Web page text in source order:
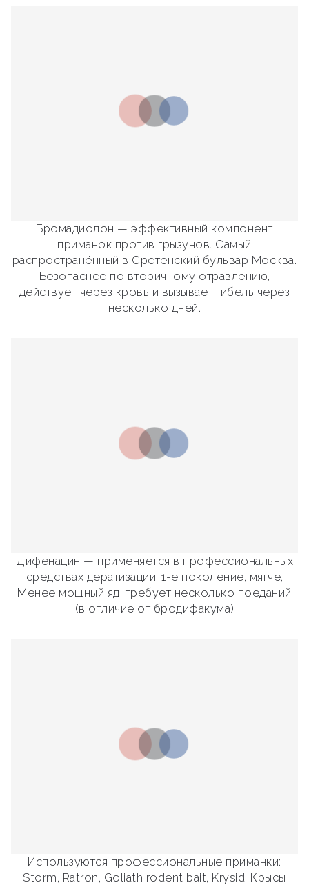
Бромадиолон — эффективный компонент
приманок против грызунов. Самый
распространённый в Сретенский бульвар Москва.
Безопаснее по вторичному отравлению,
действует через кровь и вызывает гибель через
несколько дней.
Дифенацин — применяется в профессиональных
средствах дератизации. 1-е поколение, мягче,
Менее мощный яд, требует несколько поеданий
(в отличие от бродифакума)
Используются профессиональные приманки:
Storm, Ratron, Goliath rodent bait, Krysid. Крысы